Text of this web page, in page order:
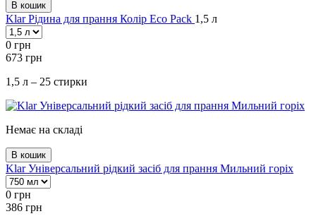
В кошик
Klar Рідина для прання Колір Eco Pack 1,5 л
0 грн
673 грн
1,5 л – 25 стирки
Немає на складі
В кошик
Klar Універсальний рідкий засіб для прання Мильний горіх
0 грн
386 грн